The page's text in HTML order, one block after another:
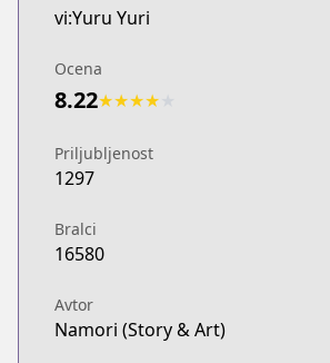
vi:Yuru Yuri
Ocena
8.22★★★★
Priljubljenost
1297
Bralci
16580
Avtor
Namori (Story & Art)